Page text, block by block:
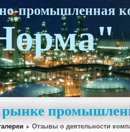
промышленная
рынке
Отзывы о деятельности